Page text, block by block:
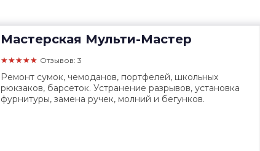
Мастерская Мульти-Мастер
★★★★★ Отзывов: 3
Ремонт сумок, чемоданов, портфелей, школьных
рюкзаков, барсеток. Устранение разрывов, установка
фурнитуры, замена ручек, молний и бегунков.